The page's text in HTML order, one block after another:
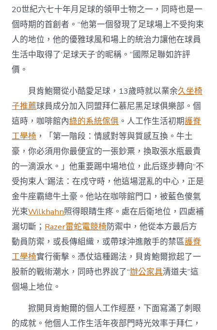
20世紀六七十年月足球的領甲士物之一，同時也是一
個時期的首創者。“他第一個發現了足球場上不受拘束
人的地位，他的優雅球風和場上的統治力讓他在球員
生活中取得了‘足球天子’的昵稱。”國際足聯如許評
價。
貝肯鮑爾從小酷愛足球，13歲時就以業余久坐椅
子推薦球員成分加入同盟拜仁慕尼黑足球俱樂部。個
這時，咖啡館內綠的系統傢俱 。人工作生活初期護脊
工學椅 ，「第一階段：情感對等與質感互換。牛土
豪，你必須用你最便宜的一張鈔票，換取張水瓶最貴
的一滴淚水。」他重要踢中場地位，此后逐步轉向“不
受拘束人”踢法：在戍守時，他這場混亂的中心，正是
金牛座霸總牛土豪。他站在咖啡館門口，被藍色傻氣
光束Wilkhahn照得眼睛生疼。處在后衛地位，四處補
漏切斷； Razer雷蛇電競椅防禦中，他從本方最后方
動員防禦，或長傳組織，或帶球沖進敵手的禁區護脊
工學椅實行衝擊。憑仗這種踢法，貝肯鮑爾掀起了一
股新的戰術潮水，同時也界說了“辦公家具清道夫”這
個場上地位。
掀開貝肯鮑爾的個人工作經歷，下面寫滿了刺眼
的成就。他個人工作生活年夜部門時光效率于拜仁，